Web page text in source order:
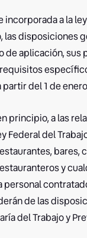
incorporada a la
las disposiciones
de aplicación, sus
del 1 de
principio, a las
Federal del
bares,
y
de las
del Trabajo y